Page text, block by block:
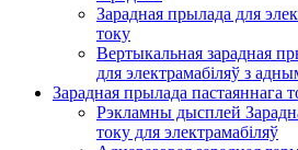
Зарадная прылада для
току
Вертыкальная зарадная
для электрамабіляў з
Зарадная прылада пастаяннага
Рэкламны дысплей
току для электрамабіляў